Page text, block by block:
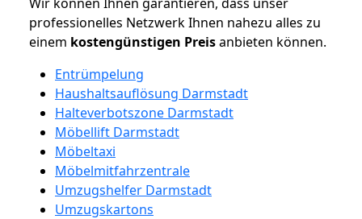
professionelles Netzwerk Ihnen nahezu alles zu
einem kostengünstigen Preisanbieten können.
Entrümpelung
Haushaltsauflösung Darmstadt
Halteverbotszone Darmstadt
Möbellift Darmstadt
Möbeltaxi
Möbelmitfahrzentrale
Umzugshelfer Darmstadt
Umzugskartons